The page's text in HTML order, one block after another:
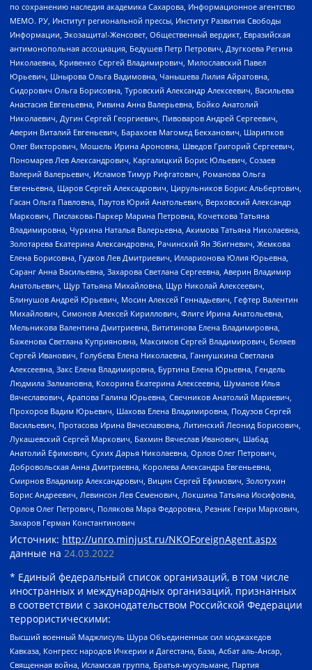
по сохранению наследия академика Сахарова, Информационное агентство
МЕМО. РУ, Институт региональной прессы, Институт Развития Свободы
Информации, Экозащита!-Женсовет, Общественный вердикт, Евразийская
антимонопольная ассоциация, Бедушев Петр Петрович, Дзугкоева Регина
Николаевна, Кривенко Сергей Владимирович, Милославский Павел
Юрьевич, Шнырова Ольга Вадимовна, Чанышева Лилия Айратовна,
Сидорович Ольга Борисовна, Туровский Александр Алексеевич, Васильева
Анастасия Евгеньевна, Ривина Анна Валерьевна, Бойко Анатолий
Николаевич, Дугин Сергей Георгиевич, Пивоваров Андрей Сергеевич,
Аверин Виталий Евгеньевич, Барахоев Магомед Бекханович, Шарипков
Олег Викторович, Мошель Ирина Ароновна, Шведов Григорий Сергеевич,
Пономарев Лев Александрович, Каргалицкий Борис Юльевич, Созаев
Валерий Валерьевич, Исламов Тимур Рифгатович, Романова Ольга
Евгеньевна, Щаров Сергей Алексадрович, Цирульников Борис Альбертович,
Гасан Ольга Павловна, Паутов Юрий Анатольевич, Верховский Александр
Маркович, Пислакова-Паркер Марина Петровна, Кочеткова Татьяна
Владимировна, Чуркина Наталья Валерьевна, Акимова Татьяна Николаевна,
Золотарева Екатерина Александровна, Рачинский Ян Збигневич, Жемкова
Елена Борисовна, Гудков Лев Дмитриевич, Илларионова Юлия Юрьевна,
Саранг Анна Васильевна, Захарова Светлана Сергеевна, Аверин Владимир
Анатольевич, Щур Татьяна Михайловна, Щур Николай Алексеевич,
Блинушов Андрей Юрьевич, Мосин Алексей Геннадьевич, Гефтер Валентин
Михайлович, Симонов Алексей Кириллович, Флиге Ирина Анатольевна,
Мельникова Валентина Дмитриевна, Вититинова Елена Владимировна,
Баженова Светлана Куприяновна, Максимов Сергей Владимирович, Беляев
Сергей Иванович, Голубева Елена Николаевна, Ганнушкина Светлана
Алексеевна, Закс Елена Владимировна, Буртина Елена Юрьевна, Гендель
Людмила Залмановна, Кокорина Екатерина Алексеевна, Шуманов Илья
Вячеславович, Арапова Галина Юрьевна, Свечников Анатолий Мариевич,
Прохоров Вадим Юрьевич, Шахова Елена Владимировна, Подузов Сергей
Васильевич, Протасова Ирина Вячеславовна, Литинский Леонид Борисович,
Лукашевский Сергей Маркович, Бахмин Вячеслав Иванович, Шабад
Анатолий Ефимович, Сухих Дарья Николаевна, Орлов Олег Петрович,
Добровольская Анна Дмитриевна, Королева Александра Евгеньевна,
Смирнов Владимир Александрович, Вицин Сергей Ефимович, Золотухин
Борис Андреевич, Левинсон Лев Семенович, Локшина Татьяна Иосифовна,
Орлов Олег Петрович, Полякова Мара Федоровна, Резник Генри Маркович,
Захаров Герман Константинович
Источник: http://unro.minjust.ru/NKOForeignAgent.aspx
данные на 24.03.2022
* Единый федеральный список организаций, в том числе
иностранных и международных организаций, признанных
в соответствии с законодательством Российской Федерации
террористическими:
Высший военный Маджлисуль Шура Объединенных сил моджахедов
Кавказа, Конгресс народов Ичкерии и Дагестана, База, Асбат аль-Ансар,
Священная война, Исламская группа, Братья-мусульмане, Партия